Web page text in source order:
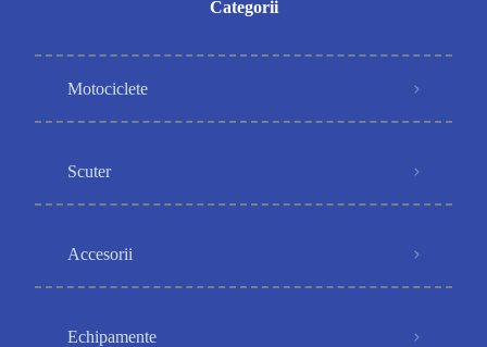
Categorii
Motociclete
Scuter
Accesorii
Echipamente